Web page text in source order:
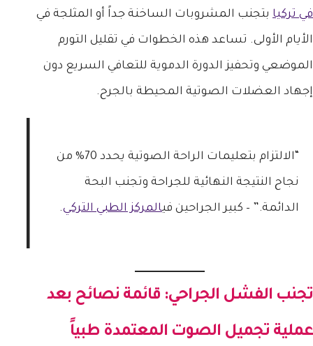
في تركيا بتجنب المشروبات الساخنة جداً أو المثلجة في
الأيام الأولى. تساعد هذه الخطوات في تقليل التورم
الموضعي وتحفيز الدورة الدموية للتعافي السريع دون
إجهاد العضلات الصوتية المحيطة بالجرح.
“الالتزام بتعليمات الراحة الصوتية يحدد 70% من
نجاح النتيجة النهائية للجراحة وتجنب البحة
الدائمة.” – كبير الجراحين فيالمركز الطبي التركي.
تجنب الفشل الجراحي: قائمة نصائح بعد
عملية تجميل الصوت المعتمدة طبياً